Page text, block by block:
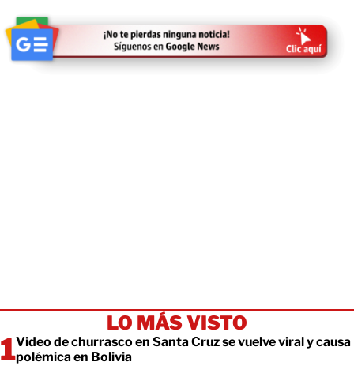
LO MÁS VISTO
Video de churrasco en Santa Cruz se vuelve viral y causa
polémica en Bolivia